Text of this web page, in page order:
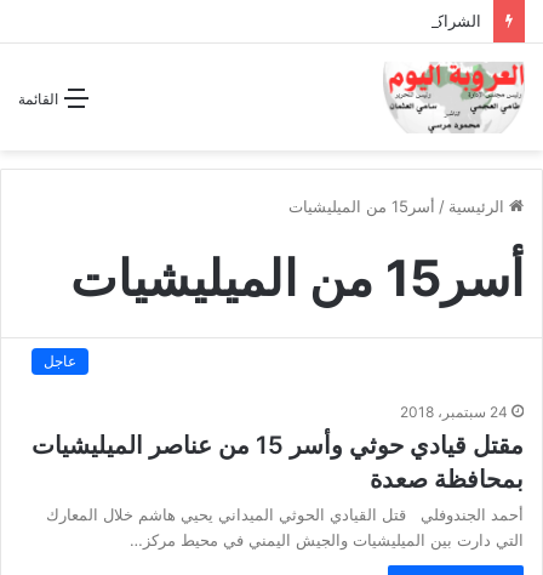
القائمة
الرئيسية / أسر15 من الميليشيات
أسر15 من الميليشيات
عاجل
24 سبتمبر، 2018
مقتل قيادي حوثي وأسر 15 من عناصر الميليشيات
بمحافظة صعدة
أحمد الجندوفلي قتل القيادي الحوثي الميداني يحيي هاشم خلال المعارك
التي دارت بين الميليشيات والجيش اليمني في محيط مركز…